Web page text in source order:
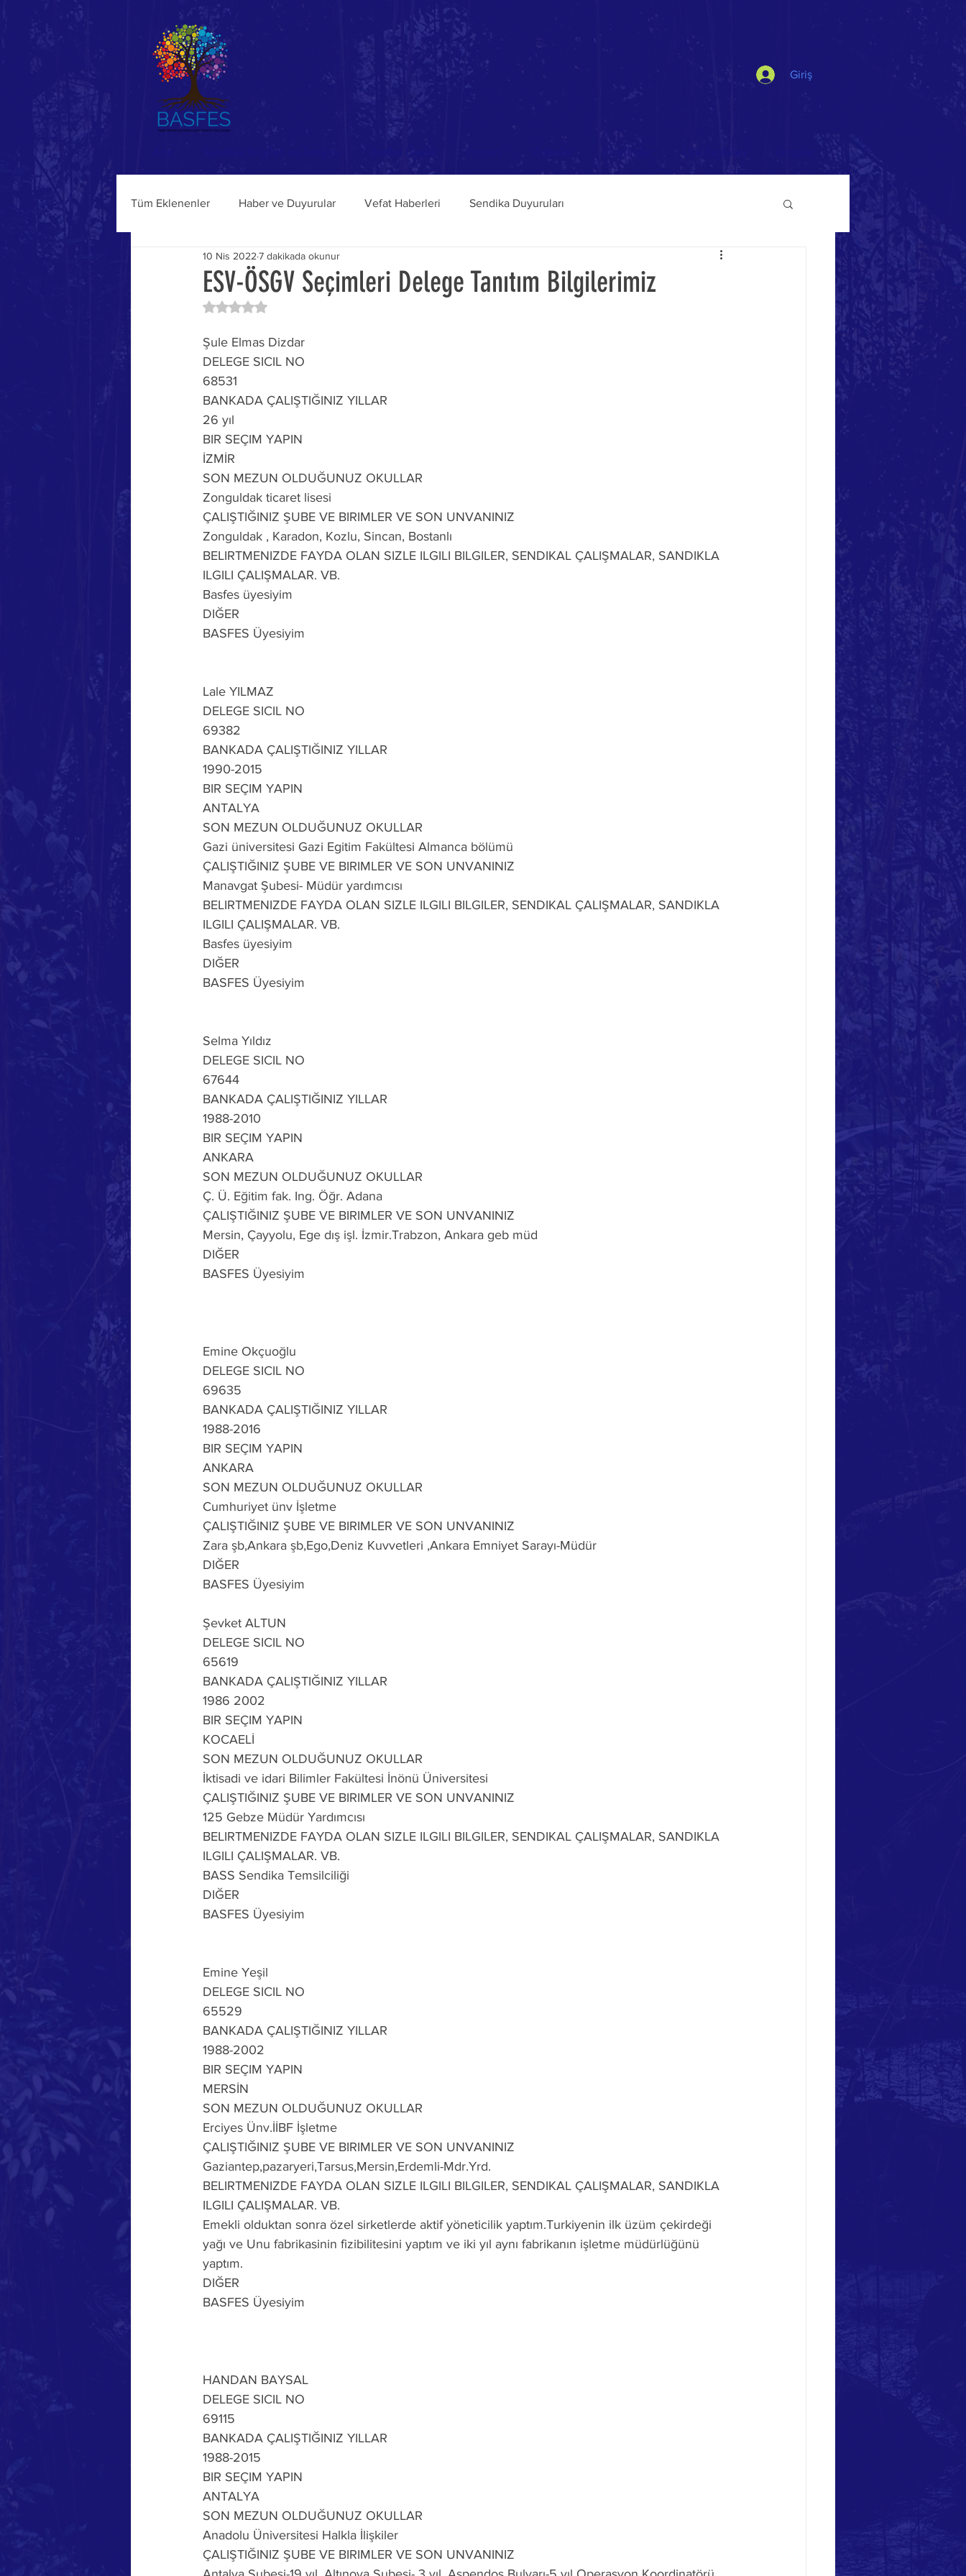
Duyurular
Giriş
Tüm Eklenenler Haber ve Duyurular Vefat Haberleri Sendika Duyuruları
ESV-ÖSGV Seçimleri Delege Tanıtım Bilgilerimiz
10 Nis 2022 7 dakikada okunur
5 üzerinden NaN yıldız
Şule Elmas Dizdar
DELEGE SICIL NO
68531
BANKADA ÇALIŞTIĞINIZ YILLAR
26 yıl
BIR SEÇIM YAPIN
İZMİR
SON MEZUN OLDUĞUNUZ OKULLAR
Zonguldak ticaret lisesi
ÇALIŞTIĞINIZ ŞUBE VE BIRIMLER VE SON UNVANINIZ
Zonguldak , Karadon, Kozlu, Sincan, Bostanlı
BELIRTMENIZDE FAYDA OLAN SIZLE ILGILI BILGILER, SENDIKAL ÇALIŞMALAR, SANDIKLA
ILGILI ÇALIŞMALAR. VB.
Basfes üyesiyim
DIĞER
BASFES Üyesiyim
Lale YILMAZ
DELEGE SICIL NO
69382
BANKADA ÇALIŞTIĞINIZ YILLAR
1990-2015
BIR SEÇIM YAPIN
ANTALYA
SON MEZUN OLDUĞUNUZ OKULLAR
Gazi üniversitesi Gazi Egitim Fakültesi Almanca bölümü
ÇALIŞTIĞINIZ ŞUBE VE BIRIMLER VE SON UNVANINIZ
Manavgat Şubesi- Müdür yardımcısı
BELIRTMENIZDE FAYDA OLAN SIZLE ILGILI BILGILER, SENDIKAL ÇALIŞMALAR, SANDIKLA
ILGILI ÇALIŞMALAR. VB.
Basfes üyesiyim
DIĞER
BASFES Üyesiyim
Selma Yıldız
DELEGE SICIL NO
67644
BANKADA ÇALIŞTIĞINIZ YILLAR
1988-2010
BIR SEÇIM YAPIN
ANKARA
SON MEZUN OLDUĞUNUZ OKULLAR
Ç. Ü. Eğitim fak. Ing. Öğr. Adana
ÇALIŞTIĞINIZ ŞUBE VE BIRIMLER VE SON UNVANINIZ
Mersin, Çayyolu, Ege dış işl. İzmir.Trabzon, Ankara geb müd
DIĞER
BASFES Üyesiyim
Emine Okçuoğlu
DELEGE SICIL NO
69635
BANKADA ÇALIŞTIĞINIZ YILLAR
1988-2016
BIR SEÇIM YAPIN
ANKARA
SON MEZUN OLDUĞUNUZ OKULLAR
Cumhuriyet ünv İşletme
ÇALIŞTIĞINIZ ŞUBE VE BIRIMLER VE SON UNVANINIZ
Zara şb,Ankara şb,Ego,Deniz Kuvvetleri ,Ankara Emniyet Sarayı-Müdür
DIĞER
BASFES Üyesiyim
Şevket ALTUN
DELEGE SICIL NO
65619
BANKADA ÇALIŞTIĞINIZ YILLAR
1986 2002
BIR SEÇIM YAPIN
KOCAELİ
SON MEZUN OLDUĞUNUZ OKULLAR
İktisadi ve idari Bilimler Fakültesi İnönü Üniversitesi
ÇALIŞTIĞINIZ ŞUBE VE BIRIMLER VE SON UNVANINIZ
125 Gebze Müdür Yardımcısı
BELIRTMENIZDE FAYDA OLAN SIZLE ILGILI BILGILER, SENDIKAL ÇALIŞMALAR, SANDIKLA
ILGILI ÇALIŞMALAR. VB.
BASS Sendika Temsilciliği
DIĞER
BASFES Üyesiyim
Emine Yeşil
DELEGE SICIL NO
65529
BANKADA ÇALIŞTIĞINIZ YILLAR
1988-2002
BIR SEÇIM YAPIN
MERSİN
SON MEZUN OLDUĞUNUZ OKULLAR
Erciyes Ünv.İİBF İşletme
ÇALIŞTIĞINIZ ŞUBE VE BIRIMLER VE SON UNVANINIZ
Gaziantep,pazaryeri,Tarsus,Mersin,Erdemli-Mdr.Yrd.
BELIRTMENIZDE FAYDA OLAN SIZLE ILGILI BILGILER, SENDIKAL ÇALIŞMALAR, SANDIKLA
ILGILI ÇALIŞMALAR. VB.
Emekli olduktan sonra özel sirketlerde aktif yöneticilik yaptım.Turkiyenin ilk üzüm çekirdeği
yağı ve Unu fabrikasinin fizibilitesini yaptım ve iki yıl aynı fabrikanın işletme müdürlüğünü
yaptım.
DIĞER
BASFES Üyesiyim
HANDAN BAYSAL
DELEGE SICIL NO
69115
BANKADA ÇALIŞTIĞINIZ YILLAR
1988-2015
BIR SEÇIM YAPIN
ANTALYA
SON MEZUN OLDUĞUNUZ OKULLAR
Anadolu Üniversitesi Halkla İlişkiler
ÇALIŞTIĞINIZ ŞUBE VE BIRIMLER VE SON UNVANINIZ